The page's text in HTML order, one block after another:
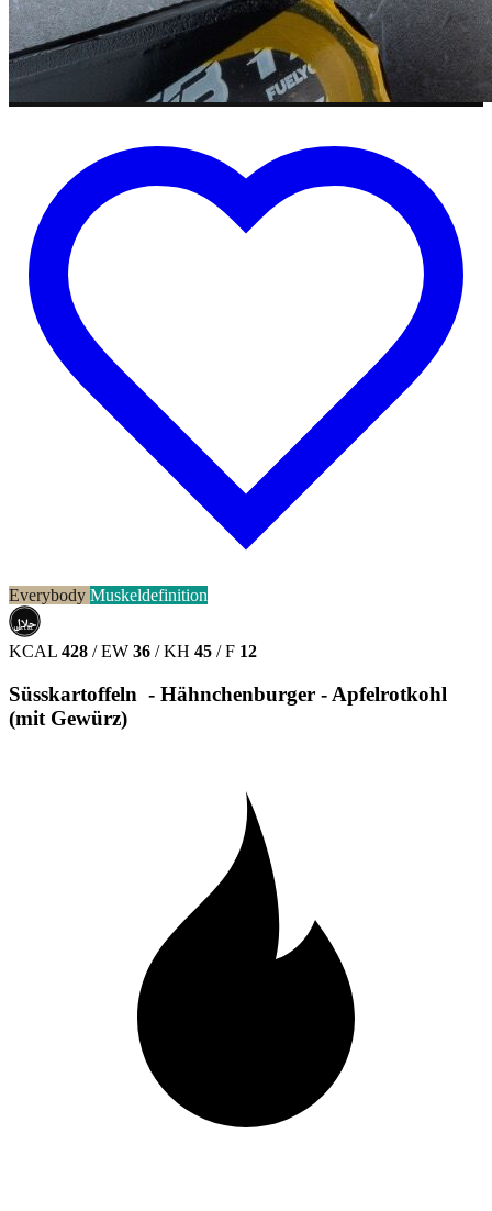
Everybody Muskeldefinition
حلال
HALAL
KCAL 428 / EW 36 / KH 45 / F 12
Süsskartoffeln - Hähnchenburger - Apfelrotkohl
(mit Gewürz)